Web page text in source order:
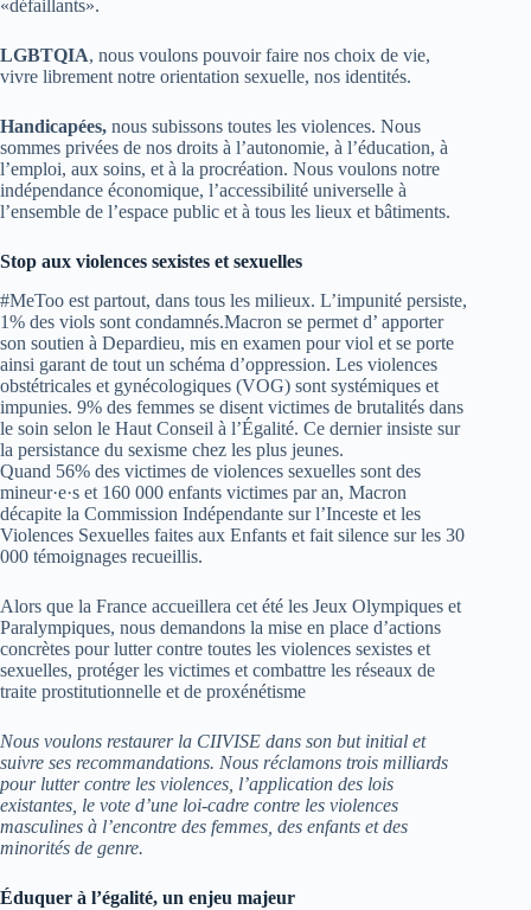
«défaillants».
LGBTQIA, nous voulons pouvoir faire nos choix de vie,
vivre librement notre orientation sexuelle, nos identités.
Handicapées, nous subissons toutes les violences. Nous
sommes privées de nos droits à l’autonomie, à l’éducation, à
l’emploi, aux soins, et à la procréation. Nous voulons notre
indépendance économique, l’accessibilité universelle à
l’ensemble de l’espace public et à tous les lieux et bâtiments.
Stop aux violences sexistes et sexuelles
#MeToo est partout, dans tous les milieux. L’impunité persiste,
1% des viols sont condamnés.Macron se permet d’ apporter
son soutien à Depardieu, mis en examen pour viol et se porte
ainsi garant de tout un schéma d’oppression. Les violences
obstétricales et gynécologiques (VOG) sont systémiques et
impunies. 9% des femmes se disent victimes de brutalités dans
le soin selon le Haut Conseil à l’Égalité. Ce dernier insiste sur
la persistance du sexisme chez les plus jeunes.
Quand 56% des victimes de violences sexuelles sont des
mineur·e·s et 160 000 enfants victimes par an, Macron
décapite la Commission Indépendante sur l’Inceste et les
Violences Sexuelles faites aux Enfants et fait silence sur les 30
000 témoignages recueillis.
Alors que la France accueillera cet été les Jeux Olympiques et
Paralympiques, nous demandons la mise en place d’actions
concrètes pour lutter contre toutes les violences sexistes et
sexuelles, protéger les victimes et combattre les réseaux de
traite prostitutionnelle et de proxénétisme
Nous voulons restaurer la CIIVISE dans son but initial et
suivre ses recommandations. Nous réclamons trois milliards
pour lutter contre les violences, l’application des lois
existantes, le vote d’une loi-cadre contre les violences
masculines à l’encontre des femmes, des enfants et des
minorités de genre.
Éduquer à l’égalité, un enjeu majeur